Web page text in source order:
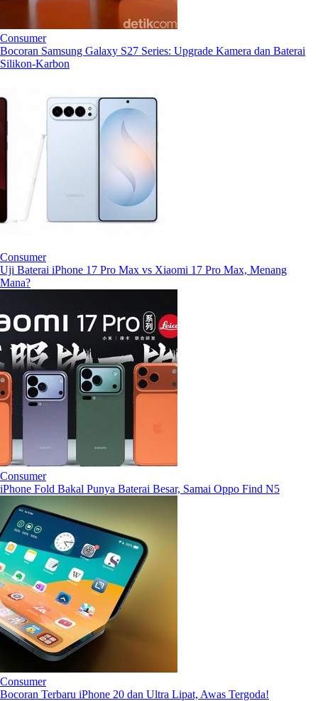
Consumer
Bocoran Samsung Galaxy S27 Series: Upgrade Kamera dan Baterai
Silikon-Karbon
Consumer
Uji Baterai iPhone 17 Pro Max vs Xiaomi 17 Pro Max, Menang
Mana?
Consumer
iPhone Fold Bakal Punya Baterai Besar, Samai Oppo Find N5
Consumer
Bocoran Terbaru iPhone 20 dan Ultra Lipat, Awas Tergoda!